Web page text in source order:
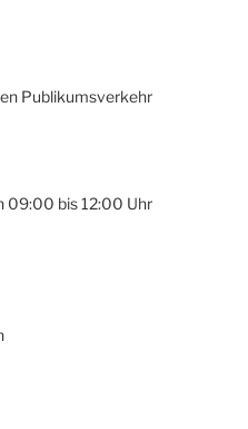
Publikumsverkehr
09:00 bis 12:00 Uhr